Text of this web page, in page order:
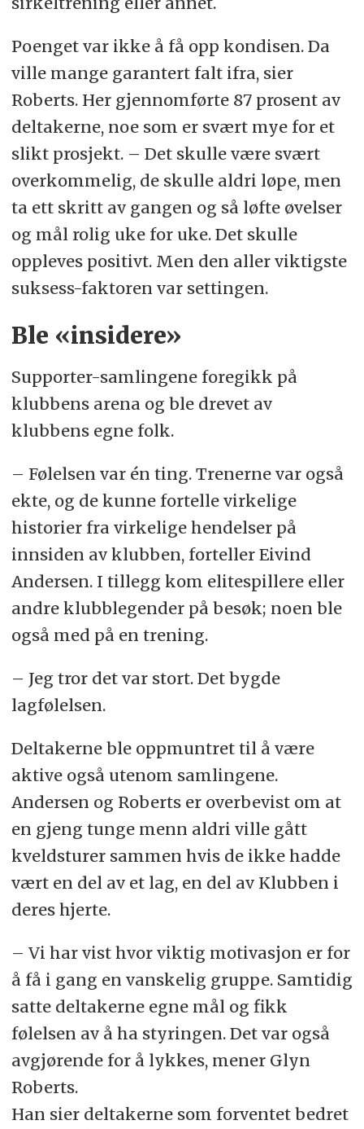
Poenget var ikke å få opp kondisen. Da
ville mange garantert falt ifra, sier
Roberts. Her gjennomførte 87 prosent av
deltakerne, noe som er svært mye for et
slikt prosjekt. – Det skulle være svært
overkommelig, de skulle aldri løpe, men
ta ett skritt av gangen og så løfte øvelser
og mål rolig uke for uke. Det skulle
oppleves positivt. Men den aller viktigste
suksess-faktoren var settingen.
Ble «insidere»
Supporter-samlingene foregikk på
klubbens arena og ble drevet av
klubbens egne folk.
– Følelsen var én ting. Trenerne var også
ekte, og de kunne fortelle virkelige
historier fra virkelige hendelser på
innsiden av klubben, forteller Eivind
Andersen. I tillegg kom elitespillere eller
andre klubblegender på besøk; noen ble
også med på en trening.
– Jeg tror det var stort. Det bygde
lagfølelsen.
Deltakerne ble oppmuntret til å være
aktive også utenom samlingene.
Andersen og Roberts er overbevist om at
en gjeng tunge menn aldri ville gått
kveldsturer sammen hvis de ikke hadde
vært en del av et lag, en del av Klubben i
deres hjerte.
– Vi har vist hvor viktig motivasjon er for
å få i gang en vanskelig gruppe. Samtidig
satte deltakerne egne mål og fikk
følelsen av å ha styringen. Det var også
avgjørende for å lykkes, mener Glyn
Roberts.
Han sier deltakerne som forventet bedret